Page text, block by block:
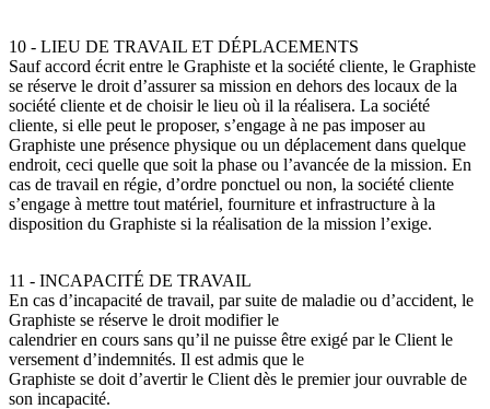
10 - LIEU DE TRAVAIL ET DÉPLACEMENTS
Sauf accord écrit entre le Graphiste et la société cliente, le Graphiste
se réserve le droit d’assurer sa mission en dehors des locaux de la
société cliente et de choisir le lieu où il la réalisera. La société
cliente, si elle peut le proposer, s’engage à ne pas imposer au
Graphiste une présence physique ou un déplacement dans quelque
endroit, ceci quelle que soit la phase ou l’avancée de la mission. En
cas de travail en régie, d’ordre ponctuel ou non, la société cliente
s’engage à mettre tout matériel, fourniture et infrastructure à la
disposition du Graphiste si la réalisation de la mission l’exige.
11 - INCAPACITÉ DE TRAVAIL
En cas d’incapacité de travail, par suite de maladie ou d’accident, le
Graphiste se réserve le droit modifier le
calendrier en cours sans qu’il ne puisse être exigé par le Client le
versement d’indemnités. Il est admis que le
Graphiste se doit d’avertir le Client dès le premier jour ouvrable de
son incapacité.